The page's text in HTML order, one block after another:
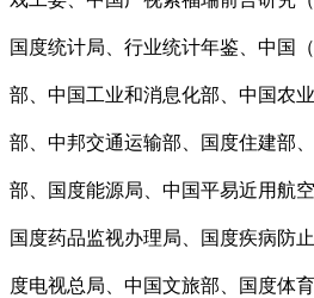
国度统计局、行业统计年鉴、中国
部、中国工业和消息化部、中国农
部、中邦交通运输部、国度住建部
部、国度能源局、中国平易近用航
国度药品监视办理局、国度疾病防
度电视总局、中国文旅部、国度体